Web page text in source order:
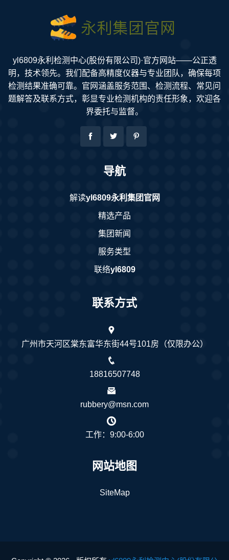
yl6809永利检测中心(股份有限公司)·官方网站——公正透
明，技术领先。我们配备高精度仪器与专业团队，确保每项
检测结果准确可靠。官网涵盖服务范围、检测流程、常见问
题解答及联系方式，彰显专业检测机构的责任形象，欢迎各
界委托与监督。
导航
解读yl6809永利集团官网
精选产品
集团新闻
服务类型
联络yl6809
联系方式
广州市天河区棠东富华东街44号101房（仅限办公）
18816507748
rubbery@msn.com
工作：9:00-6:00
网站地图
SiteMap